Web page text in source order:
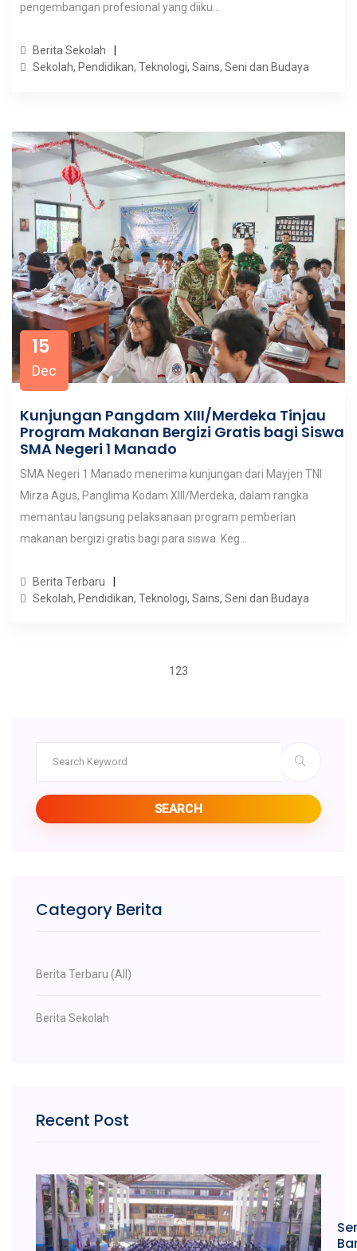
pengembangan profesional yang diiku...
Berita Sekolah
Sekolah, Pendidikan, Teknologi, Sains, Seni dan Budaya
15
Dec
Kunjungan Pangdam XIII/Merdeka Tinjau
Program Makanan Bergizi Gratis bagi Siswa
SMA Negeri 1 Manado
SMA Negeri 1 Manado menerima kunjungan dari Mayjen TNI
Mirza Agus, Panglima Kodam XIII/Merdeka, dalam rangka
memantau langsung pelaksanaan program pemberian
makanan bergizi gratis bagi para siswa. Keg...
Berita Terbaru
Sekolah, Pendidikan, Teknologi, Sains, Seni dan Budaya
1 23
SEARCH
Category Berita
Berita Terbaru (All)
Berita Sekolah
Recent Post